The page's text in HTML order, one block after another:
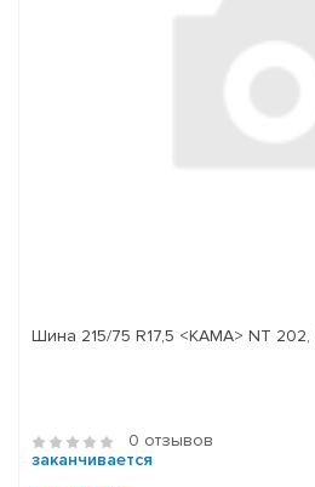
0 отзывов
заканчивается